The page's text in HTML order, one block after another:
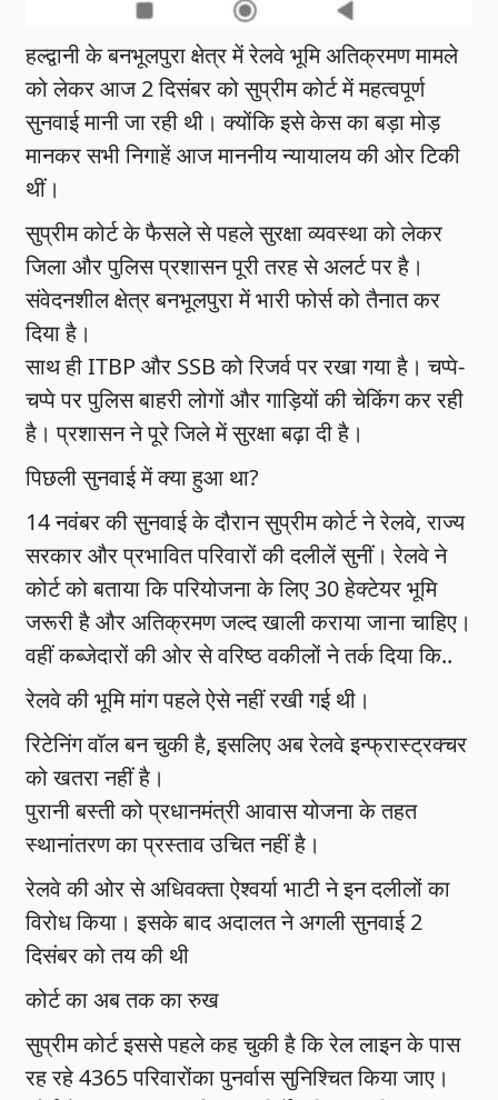
हल्द्वानी के बनभूलपुरा क्षेत्र में रेलवे भूमि अतिक्रमण मामले
को लेकर आज 2 दिसंबर को सुप्रीम कोर्ट में महत्वपूर्ण
सुनवाई मानी जा रही थी। क्योंकि इसे केस का बड़ा मोड़
मानकर सभी निगाहें आज माननीय न्यायालय की ओर टिकी
थीं।
सुप्रीम कोर्ट के फैसले से पहले सुरक्षा व्यवस्था को लेकर
जिला और पुलिस प्रशासन पूरी तरह से अलर्ट पर है।
संवेदनशील क्षेत्र बनभूलपुरा में भारी फोर्स को तैनात कर
दिया है।
साथ ही ITBP और SSB को रिजर्व पर रखा गया है। चप्पे-
चप्पे पर पुलिस बाहरी लोगों और गाड़ियों की चेकिंग कर रही
है। प्रशासन ने पूरे जिले में सुरक्षा बढ़ा दी है।
पिछली सुनवाई में क्या हुआ था?
14 नवंबर की सुनवाई के दौरान सुप्रीम कोर्ट ने रेलवे, राज्य
सरकार और प्रभावित परिवारों की दलीलें सुनीं। रेलवे ने
कोर्ट को बताया कि परियोजना के लिए 30 हेक्टेयर भूमि
जरूरी है और अतिक्रमण जल्द खाली कराया जाना चाहिए।
वहीं कब्जेदारों की ओर से वरिष्ठ वकीलों ने तर्क दिया कि..
रेलवे की भूमि मांग पहले ऐसे नहीं रखी गई थी।
रिटेनिंग वॉल बन चुकी है, इसलिए अब रेलवे इन्फ्रास्ट्रक्चर
को खतरा नहीं है।
पुरानी बस्ती को प्रधानमंत्री आवास योजना के तहत
स्थानांतरण का प्रस्ताव उचित नहीं है।
रेलवे की ओर से अधिवक्ता ऐश्वर्या भाटी ने इन दलीलों का
विरोध किया। इसके बाद अदालत ने अगली सुनवाई 2
दिसंबर को तय की थी
कोर्ट का अब तक का रुख
सुप्रीम कोर्ट इससे पहले कह चुकी है कि रेल लाइन के पास
रह रहे 4365 परिवारोंका पुनर्वास सुनिश्चित किया जाए।